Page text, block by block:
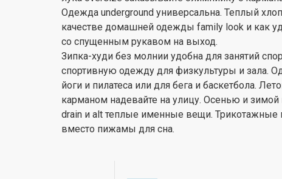
Одежда underground универсальна. Теплый
качестве домашней одежды family look и как
со спущенным рукавом на выход.
Зипка-худи без молнии удобна для занятий
спортивную одежду для физкультуры и зала.
йоги и пилатеса или для бега и баскетбола.
карманом надевайте на улицу. Осенью и зимой
drain и alt теплые именные вещи.
вместо пижамы для сна.